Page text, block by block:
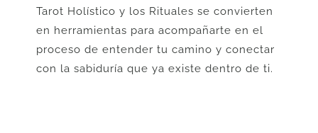
Tarot Holístico y los Rituales se convierten
en herramientas para acompañarte en el
proceso de entender tu camino y conectar
con la sabiduría que ya existe dentro de ti.